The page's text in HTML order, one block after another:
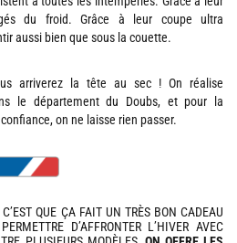
du froid. Grâce à leur coupe ultra
aussi bien que sous la couette.
arriverez la tête au sec ! On réalise
le département du Doubs, et pour la
on ne laisse rien passer.
QUE ÇA FAIT UN TRÈS BON CADEAU
D’AFFRONTER L’HIVER AVEC